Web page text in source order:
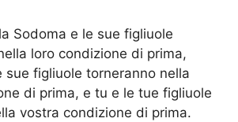
Sodoma e le sue figliuole
loro condizione di prima,
sue figliuole torneranno nella
di prima, e tu e le tue figliuole
vostra condizione di prima.